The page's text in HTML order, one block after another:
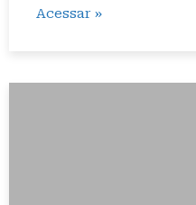
Acessar »